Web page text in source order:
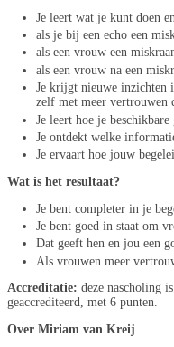
Je leert wat je kunt doen
als je bij een echo een
als een vrouw een
als een vrouw na een
Je krijgt nieuwe inzichten
zelf met meer vertrouwen
Je leert hoe je
Je ontdekt welke
Je ervaart hoe jouw
Wat is het resultaat?
Je bent completer in je
Je bent goed in staat om
Dat geeft hen en jou een
Als vrouwen meer
Accreditatie: deze nascholing
geaccrediteerd, met 6 punten.
Over Miriam van Kreij